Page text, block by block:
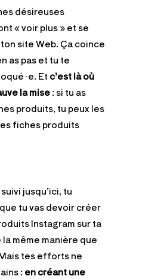
désireuses
« voir plus » et se
site Web. Ça coince
as pas et tu te
Et c’est là où
la mise: si tu as
produits, tu peux les
fiches produits
jusqu’ici, tu
tu vas devoir créer
Instagram sur ta
même manière que
tes efforts ne
: en créant une